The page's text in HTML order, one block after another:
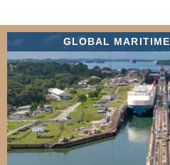
GLOBAL MARITIME